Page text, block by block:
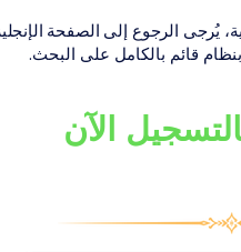
يُرجى الرجوع إلى الصفحة
بنظام قائم بالكامل على البحث.
الآن